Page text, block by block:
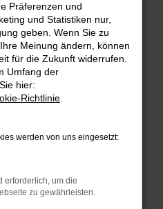
Error
aufgetreten.
dir helfen können:
und deine
zum Beispiel deine
wie Werbeblocker,
Seiten
die Seite in einem
Präferenzen und
und Statistiken nur,
geben. Wenn Sie zu
Meinung ändern, können
für die Zukunft widerrufen.
Umfang der
hier:
Richtlinie
werden von uns eingesetzt:
erforderlich, um die
zu gewährleisten.